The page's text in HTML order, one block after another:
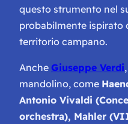
questo strumento nel
probabilmente ispirato
territorio campano.
Anche Giuseppe Verdi
mandolino, come
Antonio Vivaldi (
orchestra), Mahler (